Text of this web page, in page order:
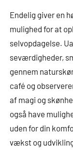
Endelig giver en
mulighed for at
selvopdagelse.
seværdigheder,
gennem
café og
af magi og
også have
uden for din
vækst og